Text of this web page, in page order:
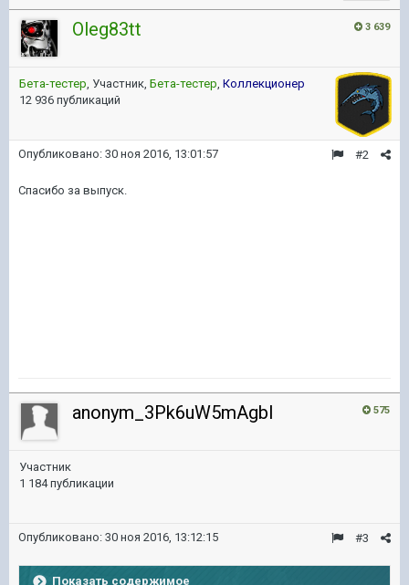
3 639
Oleg83tt
Бета-тестер, Участник, Бета-тестер, Коллекционер
12 936 публикаций
#2
Опубликовано: 30 ноя 2016, 13:01:57
Спасибо за выпуск.
575
anonym_3Pk6uW5mAgbl
Участник
1 184 публикации
#3
Опубликовано: 30 ноя 2016, 13:12:15
Показать содержимое